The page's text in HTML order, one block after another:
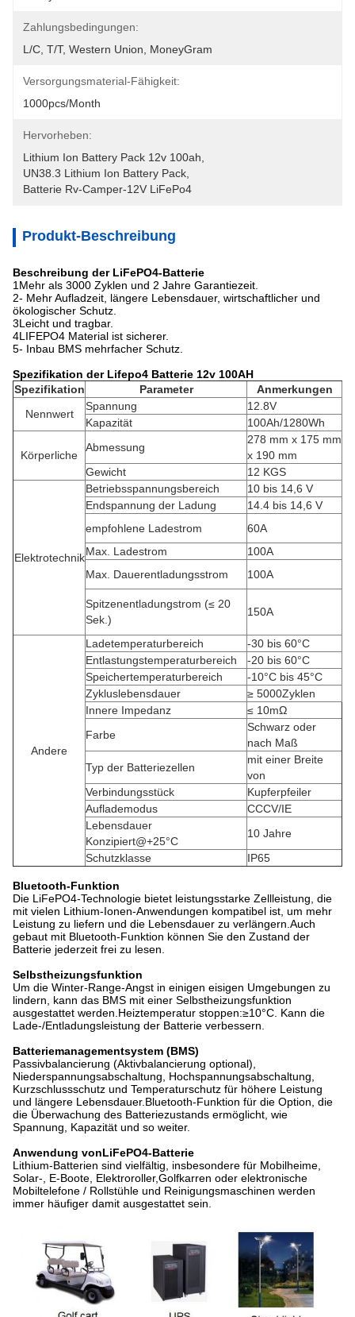
Zahlungsbedingungen:
L/C, T/T, Western Union, MoneyGram
Versorgungsmaterial-Fähigkeit:
1000pcs/month
Hervorheben:
Lithium Ion Battery Pack 12v 100ah
UN38.3 Lithium Ion Battery Pack
Batterie Rv-Camper-12V LiFePo4
Produkt-Beschreibung
Beschreibung der LiFePO4-Batterie
1Mehr als 3000 Zyklen und 2 Jahre Garantiezeit.
2- Mehr Aufladzeit, längere Lebensdauer, wirtschaftlicher und
ökologischer Schutz.
3Leicht und tragbar.
4LIFEPO4 Material ist sicherer.
5- Inbau BMS mehrfacher Schutz.
Spezifikation der Lifepo4 Batterie 12v 100AH
Spezifikation
Parameter
Anmerkungen
Nennwert
Spannung
12.8V
Kapazität
100Ah/1280Wh
Körperliche
Abmessung
278 mm x 175 mm
x 190 mm
Gewicht
12 KGS
Elektrotechnik
Betriebsspannungsbereich
10 bis 14,6 V
Endspannung der Ladung
14.4 bis 14,6 V
empfohlene Ladestrom
60A
Max. Ladestrom
100A
Max. Dauerentladungsstrom
100A
Spitzenentladungstrom (≤ 20
Sek.)
150A
Andere
Ladetemperaturbereich
-30 bis 60°C
Entlastungstemperaturbereich
-20 bis 60°C
Speichertemperaturbereich
-10°C bis 45°C
Zykluslebensdauer
≥ 5000Zyklen
Innere Impedanz
≤ 10mΩ
Farbe
Schwarz oder
nach Maß
Typ der Batteriezellen
mit einer Breite
von
Verbindungsstück
Kupferpfeiler
Auflademodus
CCCV/IE
Lebensdauer
Konzipiert@+25°C
10 Jahre
Schutzklasse
IP65
Bluetooth-Funktion
Die LiFePO4-Technologie bietet leistungsstarke Zellleistung, die
mit vielen Lithium-Ionen-Anwendungen kompatibel ist, um mehr
Leistung zu liefern und die Lebensdauer zu verlängern.Auch
gebaut mit Bluetooth-Funktion können Sie den Zustand der
Batterie jederzeit frei zu lesen.
Selbstheizungsfunktion
Um die Winter-Range-Angst in einigen eisigen Umgebungen zu
lindern, kann das BMS mit einer Selbstheizungsfunktion
ausgestattet werden.Heiztemperatur stoppen:≥10°C. Kann die
Lade-/Entladungsleistung der Batterie verbessern.
Batteriemanagementsystem (BMS)
Passivbalancierung (Aktivbalancierung optional),
Niederspannungsabschaltung, Hochspannungsabschaltung,
Kurzschlussschutz und Temperaturschutz für höhere Leistung
und längere Lebensdauer.Bluetooth-Funktion für die Option, die
die Überwachung des Batteriezustands ermöglicht, wie
Spannung, Kapazität und so weiter.
Anwendung vonLiFePO4-Batterie
Lithium-Batterien sind vielfältig, insbesondere für Mobilheime,
Solar-, E-Boote, Elektroroller,Golfkarren oder elektronische
Mobiltelefone / Rollstühle und Reinigungsmaschinen werden
immer häufiger damit ausgestattet sein.